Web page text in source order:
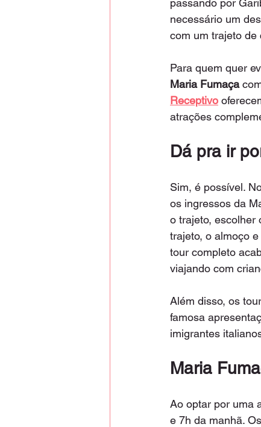
passando por
necessário um
com um trajeto de
Para quem quer
Maria Fumaça
Receptivo
atrações
Dá pra ir
Sim, é possível.
os ingressos da
o trajeto, escolher
trajeto, o almoço
tour completo
viajando com
Além disso, os
famosa
imigrantes
Maria
Ao optar por uma
e 7h da manhã.